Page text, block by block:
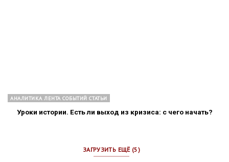
АНАЛИТИКА ЛЕНТА СОБЫТИЙ СТАТЬИ
Уроки истории. Есть ли выход из кризиса: с чего начать?
ЗАГРУЗИТЬ ЕЩЁ (5)